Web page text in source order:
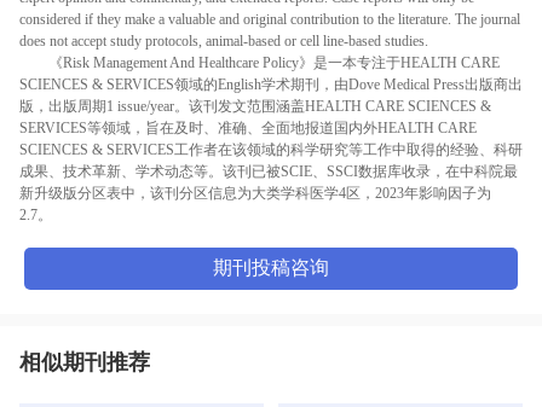
considered if they make a valuable and original contribution to the literature. The journal
does not accept study protocols, animal-based or cell line-based studies.
《Risk Management And Healthcare Policy》是一本专注于HEALTH CARE
SCIENCES & SERVICES领域的English学术期刊，由Dove Medical Press出版商出
版，出版周期1 issue/year。该刊发文范围涵盖HEALTH CARE SCIENCES &
SERVICES等领域，旨在及时、准确、全面地报道国内外HEALTH CARE
SCIENCES & SERVICES工作者在该领域的科学研究等工作中取得的经验、科研
成果、技术革新、学术动态等。该刊已被SCIE、SSCI数据库收录，在中科院最
新升级版分区表中，该刊分区信息为大类学科医学4区，2023年影响因子为
2.7。
期刊投稿咨询
相似期刊推荐